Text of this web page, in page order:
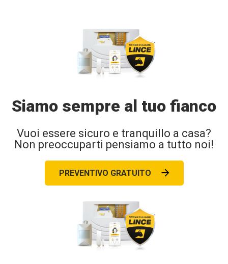
Siamo sempre al tuo fianco
Vuoi essere sicuro e tranquillo a casa?
Non preoccuparti pensiamo a tutto noi!
PREVENTIVO GRATUITO